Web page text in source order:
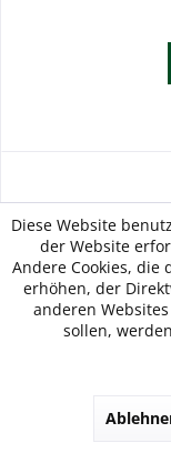
ZWILLING
Diese Website
der Website
Andere Cookies, die
erhöhen, der
anderen
sollen,